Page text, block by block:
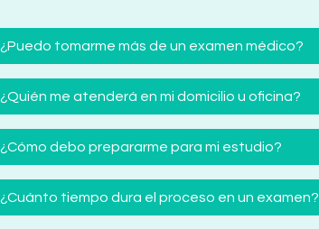
¿Puedo tomarme más de un examen médico?
¿Quién me atenderá en mi domicilio u oficina?
¿Cómo debo prepararme para mi estudio?
¿Cuánto tiempo dura el proceso en un examen?